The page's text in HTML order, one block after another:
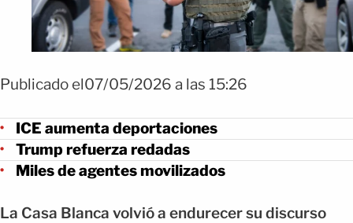
Publicado el07/05/2026 a las 15:26
ICE aumenta deportaciones
Trump refuerza redadas
Miles de agentes movilizados
La Casa Blanca volvió a endurecer su discurso